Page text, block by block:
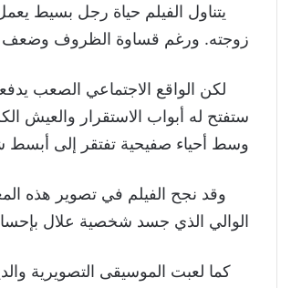
يتناول الفيلم حياة رجل بسيط يعمل
زوجته. ورغم قساوة الظروف وضعف
لكن الواقع الاجتماعي الصعب يدفعه
ستفتح له أبواب الاستقرار والعيش
وسط أحياء صفيحية تفتقر إلى أبسط
وقد نجح الفيلم في تصوير هذه
الوالي الذي جسد شخصية علال
كما لعبت الموسيقى التصويرية